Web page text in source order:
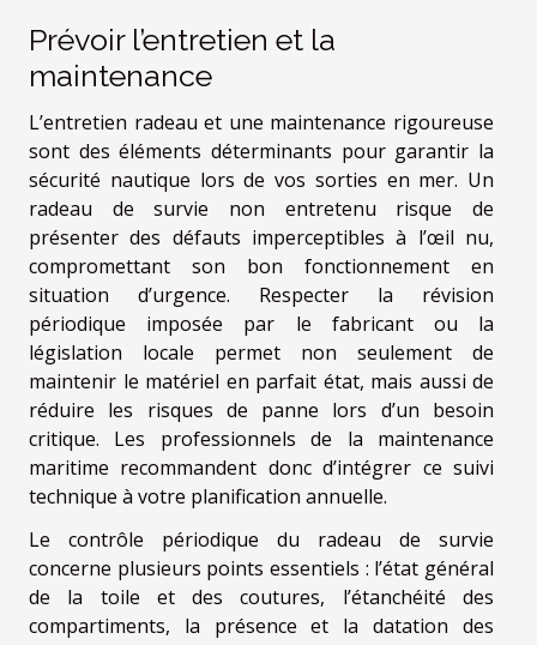
Prévoir l’entretien et la
maintenance
L’entretien radeau et une maintenance rigoureuse
sont des éléments déterminants pour garantir la
sécurité nautique lors de vos sorties en mer. Un
radeau de survie non entretenu risque de
présenter des défauts imperceptibles à l’œil nu,
compromettant son bon fonctionnement en
situation d’urgence. Respecter la révision
périodique imposée par le fabricant ou la
législation locale permet non seulement de
maintenir le matériel en parfait état, mais aussi de
réduire les risques de panne lors d’un besoin
critique. Les professionnels de la maintenance
maritime recommandent donc d’intégrer ce suivi
technique à votre planification annuelle.
Le contrôle périodique du radeau de survie
concerne plusieurs points essentiels : l’état général
de la toile et des coutures, l’étanchéité des
compartiments, la présence et la datation des